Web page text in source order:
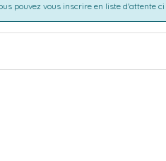
pouvez vous inscrire en liste d'attente ci